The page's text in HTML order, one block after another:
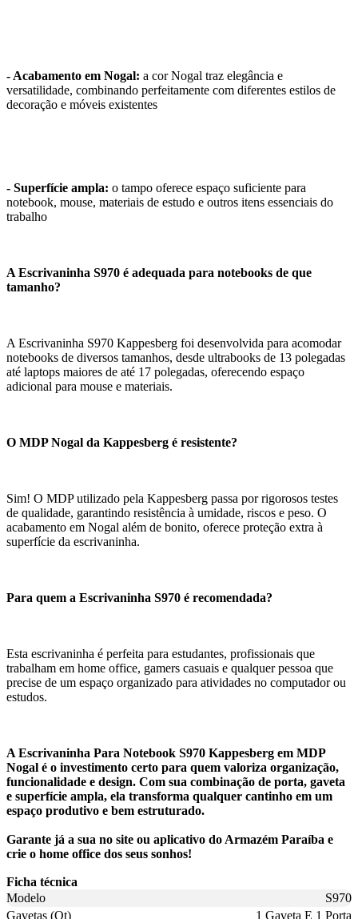
- Acabamento em Nogal: a cor Nogal traz elegância e
versatilidade, combinando perfeitamente com diferentes estilos de
decoração e móveis existentes
- Superfície ampla: o tampo oferece espaço suficiente para
notebook, mouse, materiais de estudo e outros itens essenciais do
trabalho
A Escrivaninha S970 é adequada para notebooks de que
tamanho?
A Escrivaninha S970 Kappesberg foi desenvolvida para acomodar
notebooks de diversos tamanhos, desde ultrabooks de 13 polegadas
até laptops maiores de até 17 polegadas, oferecendo espaço
adicional para mouse e materiais.
O MDP Nogal da Kappesberg é resistente?
Sim! O MDP utilizado pela Kappesberg passa por rigorosos testes
de qualidade, garantindo resistência à umidade, riscos e peso. O
acabamento em Nogal além de bonito, oferece proteção extra à
superfície da escrivaninha.
Para quem a Escrivaninha S970 é recomendada?
Esta escrivaninha é perfeita para estudantes, profissionais que
trabalham em home office, gamers casuais e qualquer pessoa que
precise de um espaço organizado para atividades no computador ou
estudos.
A Escrivaninha Para Notebook S970 Kappesberg em MDP
Nogal é o investimento certo para quem valoriza organização,
funcionalidade e design. Com sua combinação de porta, gaveta
e superfície ampla, ela transforma qualquer cantinho em um
espaço produtivo e bem estruturado.
Garante já a sua no site ou aplicativo do Armazém Paraíba e
crie o home office dos seus sonhos!
Ficha técnica
Modelo
S970
Gavetas (Qt)
1 Gaveta E 1 Porta